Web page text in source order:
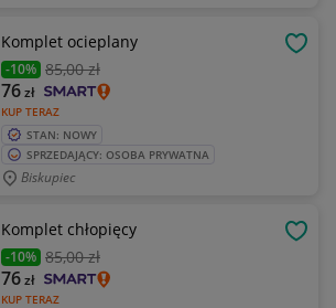
Komplet ocieplany
-10% 85,00 zł
KUP TERAZ
76zł
STAN: NOWY
SPRZEDAJĄCY: OSOBA PRYWATNA
Biskupiec
Komplet chłopięcy
-10% 85,00 zł
KUP TERAZ
76zł